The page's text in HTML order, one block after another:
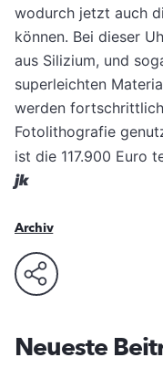
wodurch jetzt auch
können. Bei dieser
aus Silizium, und
superleichten
werden
Fotolithografie
ist die 117.900 Euro
jk
Archiv
Neueste